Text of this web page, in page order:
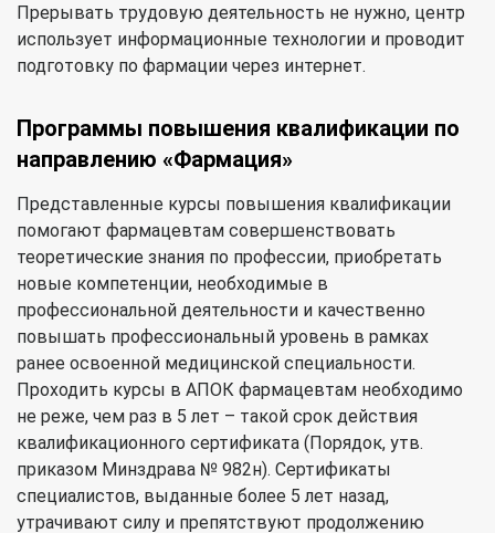
Прерывать трудовую деятельность не нужно, центр
использует информационные технологии и проводит
подготовку по фармации через интернет.
Программы повышения квалификации по
направлению «Фармация»
Представленные курсы повышения квалификации
помогают фармацевтам совершенствовать
теоретические знания по профессии, приобретать
новые компетенции, необходимые в
профессиональной деятельности и качественно
повышать профессиональный уровень в рамках
ранее освоенной медицинской специальности.
Проходить курсы в АПОК фармацевтам необходимо
не реже, чем раз в 5 лет – такой срок действия
квалификационного сертификата (Порядок, утв.
приказом Минздрава № 982н). Сертификаты
специалистов, выданные более 5 лет назад,
утрачивают силу и препятствуют продолжению